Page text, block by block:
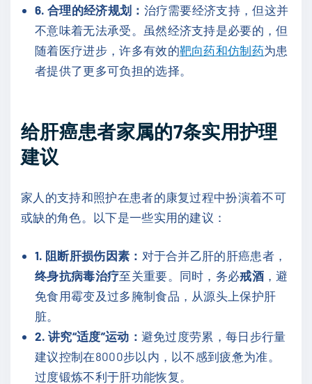
6. 合理的经济规划： 治疗需要经济支持，但这并
不意味着无法承受。虽然经济支持是必要的，但
随着医疗进步，许多有效的靶向药和仿制药为患
者提供了更多可负担的选择。
给肝癌患者家属的7条实用护理
建议
家人的支持和照护在患者的康复过程中扮演着不可
或缺的角色。以下是一些实用的建议：
1. 阻断肝损伤因素： 对于合并乙肝的肝癌患者，
终身抗病毒治疗至关重要。同时，务必戒酒 ，避
免食用霉变及过多腌制食品，从源头上保护肝
脏。
2. 讲究“适度”运动： 避免过度劳累，每日步行量
建议控制在8000步以内，以不感到疲惫为准。
过度锻炼不利于肝功能恢复。